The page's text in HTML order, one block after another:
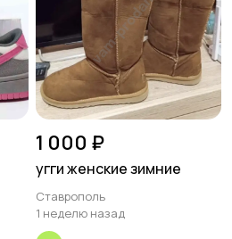
1 000 ₽
угги женские зимние
Ставрополь
1 неделю назад